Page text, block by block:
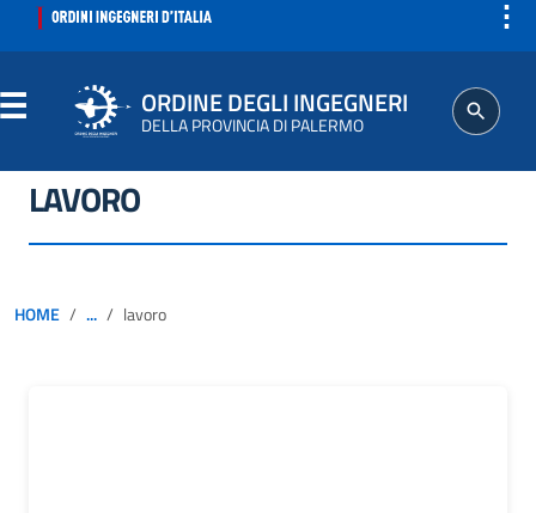
⋮
ORDINE DEGLI INGEGNERI
DELLA PROVINCIA DI PALERMO
ORDINE
LAVORO
HOME ... lavoro